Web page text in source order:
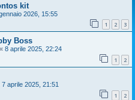
kit
2026, 15:55
1 2 3
Boss
« 8 aprile 2025, 22:24
1 2
7 aprile 2025, 21:51
1 2